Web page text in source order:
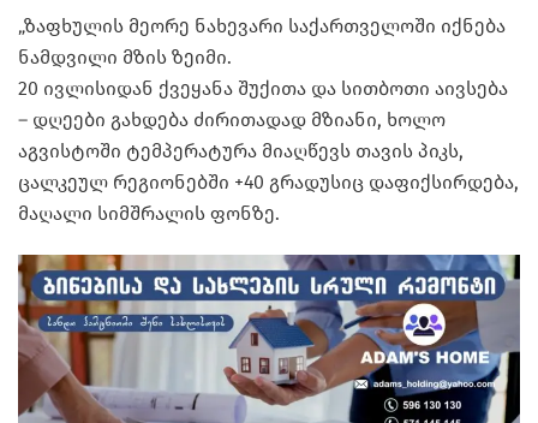
„ზაფხულის მეორე ნახევარი საქართველოში იქნება
ნამდვილი მზის ზეიმი.
20 ივლისიდან ქვეყანა შუქითა და სითბოთი აივსება
– დღეები გახდება ძირითადად მზიანი, ხოლო
აგვისტოში ტემპერატურა მიაღწევს თავის პიკს,
ცალკეულ რეგიონებში +40 გრადუსიც დაფიქსირდება,
მაღალი სიმშრალის ფონზე.